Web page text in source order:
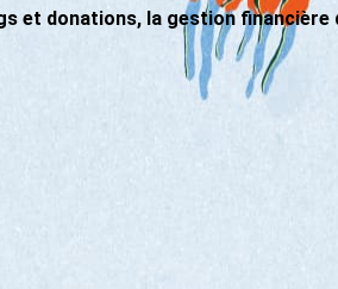
et donations, la gestion